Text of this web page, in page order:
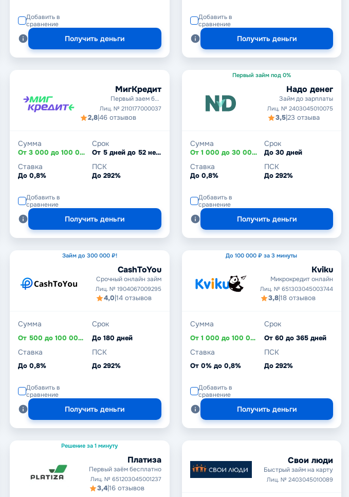
Добавить в
сравнение
Получить деньги
Добавить в
сравнение
Получить деньги
МигКредит
Первый заем без
процентов
Лиц. № 2110177000037
2,8|46 отзывов
Сумма
От 3 000 до 100 000 ₽
Срок
От 5 дней до 52 недель
Ставка
До 0,8%
ПСК
До 292%
Добавить в
сравнение
Получить деньги
Первый займ под 0%
Надо денег
Займ до зарплаты
Лиц. № 2403045010075
3,5|23 отзыва
Сумма
От 1 000 до 30 000 ₽
Срок
До 30 дней
Ставка
До 0,8%
ПСК
До 292%
Добавить в
сравнение
Получить деньги
Займ до 300 000 ₽!
CashToYou
Срочный онлайн займ
Лиц. № 1904067009295
4,0|14 отзывов
Сумма
От 500 до 100 000 ₽
Срок
До 180 дней
Ставка
До 0,8%
ПСК
До 292%
Добавить в
сравнение
Получить деньги
До 100 000 ₽ за 3 минуты
Kviku
Микрокредит онлайн
Лиц. № 651303045003744
3,8|18 отзывов
Сумма
От 1 000 до 100 000 ₽
Срок
От 60 до 365 дней
Ставка
От 0% до 0,8%
ПСК
До 292%
Добавить в
сравнение
Получить деньги
Решение за 1 минуту
Платиза
Первый заём бесплатно
Лиц. № 651203045001237
3,4|16 отзывов
Свои люди
Быстрый займ на карту
Лиц. № 2403045010089